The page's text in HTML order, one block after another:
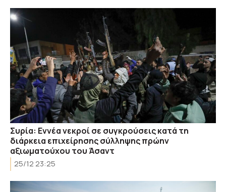
Συρία: Εννέα νεκροί σε συγκρούσεις κατά τη
διάρκεια επιχείρησης σύλληψης πρώην
αξιωματούχου του Άσαντ
25/12 23:25